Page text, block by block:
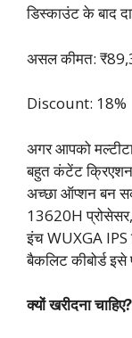
डिस्काउंट के बाद
असल कीमत:
Discount: 18%
अगर आपको
बहुत कंटेंट
अच्छा ऑप्शन बन
13620H
इंच WUXGA IPS
बैकलिट कीबोर्ड इसे
क्यों खरीदना चाहिए?